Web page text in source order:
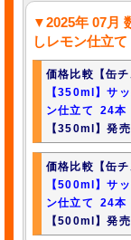
▼2025年 07月
しレモン仕立て
価格比較【缶チ
【350ml】サ
ン仕立て 24本
【350ml】発
価格比較【缶チ
【500ml】サ
ン仕立て 24本
【500ml】発